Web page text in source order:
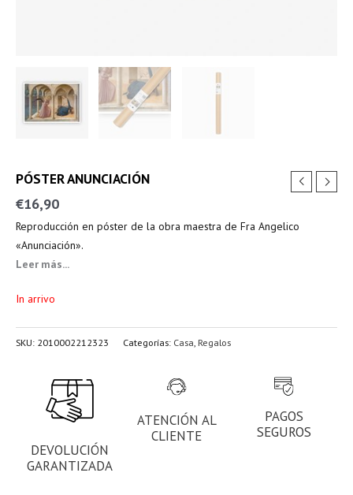
PÓSTER ANUNCIACIÓN
€16,90
Reproducción en póster de la obra maestra de Fra Angelico
«Anunciación».
Leer más...
In arrivo
SKU: 2010002212323 Categorías: Casa, Regalos
DEVOLUCIÓN
GARANTIZADA
ATENCIÓN AL
CLIENTE
PAGOS
SEGUROS